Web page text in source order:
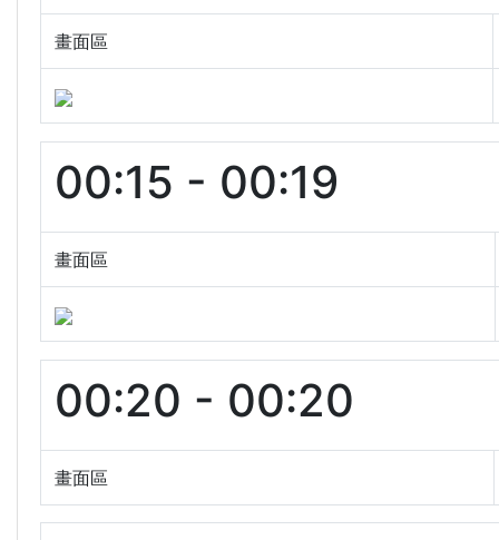
畫面區
00:15 - 00:19
畫面區
00:20 - 00:20
畫面區